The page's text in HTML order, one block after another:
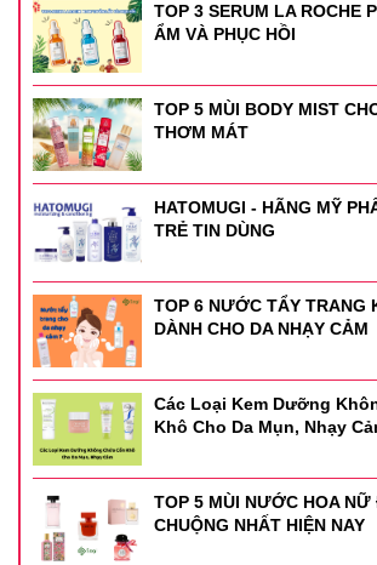
TOP 3 SERUM LA ROCHE
ẨM VÀ PHỤC HỒI
TOP 5 MÙI BODY MIST
THƠM MÁT
HATOMUGI - HÃNG MỸ
TRẺ TIN DÙNG
TOP 6 NƯỚC TẨY TRANG
DÀNH CHO DA NHẠY CẢM
Các Loại Kem Dưỡng
Khô Cho Da Mụn, Nhạy
TOP 5 MÙI NƯỚC HOA
CHUỘNG NHẤT HIỆN NAY